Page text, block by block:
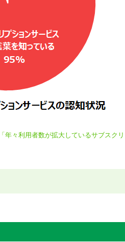
年々利用者数が拡大しているサブスク